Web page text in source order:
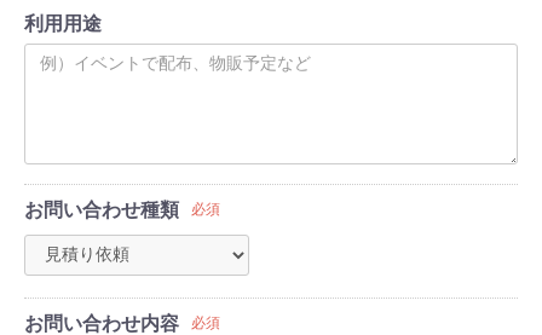
利用用途
お問い合わせ種類 必須
お問い合わせ内容 必須